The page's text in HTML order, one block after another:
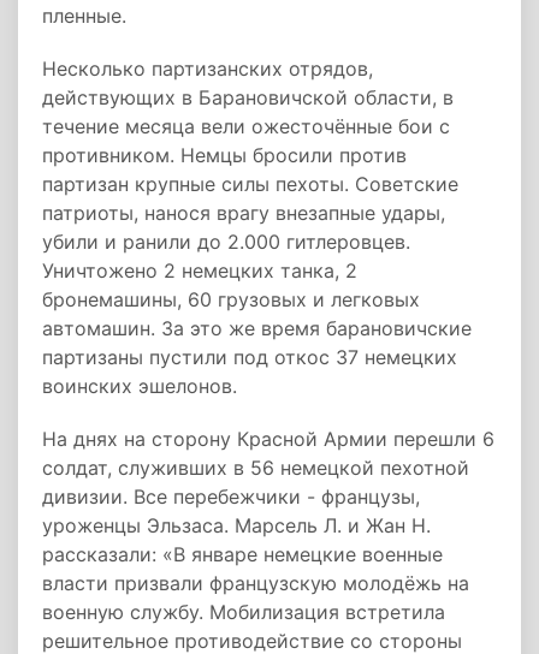
пленные.
Несколько партизанских отрядов,
действующих в Барановичской области, в
течение месяца вели ожесточённые бои с
противником. Немцы бросили против
партизан крупные силы пехоты. Советские
патриоты, нанося врагу внезапные удары,
убили и ранили до 2.000 гитлеровцев.
Уничтожено 2 немецких танка, 2
бронемашины, 60 грузовых и легковых
автомашин. За это же время барановичские
партизаны пустили под откос 37 немецких
воинских эшелонов.
На днях на сторону Красной Армии перешли 6
солдат, служивших в 56 немецкой пехотной
дивизии. Все перебежчики - французы,
уроженцы Эльзаса. Марсель Л. и Жан Н.
рассказали: «В январе немецкие военные
власти призвали французскую молодёжь на
военную службу. Мобилизация встретила
решительное противодействие со стороны